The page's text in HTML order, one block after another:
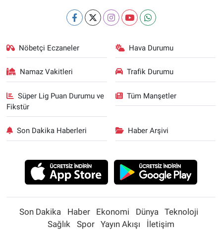
Nöbetçi Eczaneler Hava Durumu
Namaz Vakitleri Trafik Durumu
Süper Lig Puan Durumu ve
Fikstür
Tüm Manşetler
Son Dakika Haberleri Haber Arşivi
Son Dakika Haber Ekonomi Dünya
Teknoloji
Sağlık
Spor Yayın Akışı İletişim